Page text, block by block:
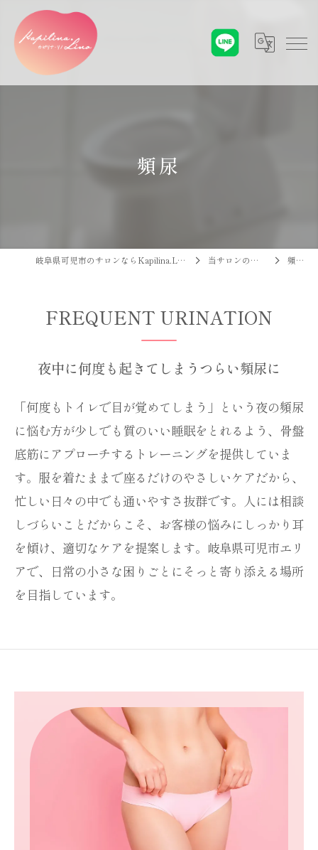
頻尿
岐阜県可児市のサロンならKapilina.Lino 当サロンの特徴 頻尿
夜中に何度も起きてしまうつらい頻尿に
FREQUENT URINATION
「何度もトイレで目が覚めてしまう」という夜の頻尿
に悩む方が少しでも質のいい睡眠をとれるよう、骨盤
底筋にアプローチするトレーニングを提供していま
す。服を着たままで座るだけのやさしいケアだから、
忙しい日々の中でも通いやすさ抜群です。人には相談
しづらいことだからこそ、お客様の悩みにしっかり耳
を傾け、適切なケアを提案します。岐阜県可児市エリ
アで、日常の小さな困りごとにそっと寄り添える場所
を目指しています。